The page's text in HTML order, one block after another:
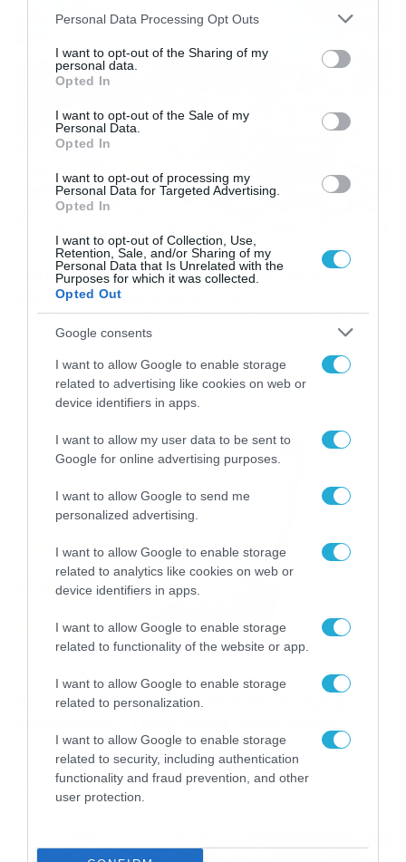
Please note that this website/app uses one or more Google
not limited to your visit or usage behaviour. You may click to
grant or deny consent to Google and its third-party tags to
use your data for below specified purposes in below Google
consent section.
Personal Data Processing Opt Outs
I want to opt-out of the Sharing of my
personal data.
Opted In
I want to opt-out of the Sale of my
Personal Data.
Opted In
I want to opt-out of processing my
Personal Data for Targeted Advertising.
Opted In
I want to opt-out of Collection, Use,
Retention, Sale, and/or Sharing of my
Personal Data that Is Unrelated with the
Purposes for which it was collected.
Opted Out
Google consents
I want to allow Google to enable storage
related to advertising like cookies on web or
device identifiers in apps.
I want to allow my user data to be sent to
Google for online advertising purposes.
I want to allow Google to send me
personalized advertising.
I want to allow Google to enable storage
related to analytics like cookies on web or
device identifiers in apps.
I want to allow Google to enable storage
related to functionality of the website or app.
I want to allow Google to enable storage
related to personalization.
I want to allow Google to enable storage
related to security, including authentication
functionality and fraud prevention, and other
user protection.
συνεννόηση με τον εργοδότη ως […]
04/06/2023 18:50
Επίδομα αδείας καλοκαιριού 2023: Τι
ισχύει, πώς υπολογίζεται
Τι ισχύει για το επίδομα αδείας, πώς το υπολογίζουμε
και πότε πληρώνεται από τον εργοδότη στον
εργαζόμενο; Κάθε εργαζόμενος δικαιούται την ετήσια
άδεια, η οποία συνήθως λαμβάνεται στο μεγαλύτερο
ποσοστό της κατά την περίοδο του καλοκαιριού. Οι
μισοί τουλάχιστον εργαζόμενοι μιας επιχείρησης
πρέπει να πάρουν την άδεια μέσα στο χρονικό διάστημα
από 1 Μαΐου μέχρι […]
Άδεια: Υπολογίστε online πόσες ημέρες
Διευκρινίσεις για την ετήσια άδεια των εργαζομένων
δίνει το Κέντρο Πληροφόρησης Εργαζομένων & Ανέργων
της ΓΣΕΕ (ΚΕ.Π.Ε.Α./ΓΣΕΕ), εξαιτίας της πληθώρας
ερωτημάτων και καταγγελιών που λαμβάνει η Γενική